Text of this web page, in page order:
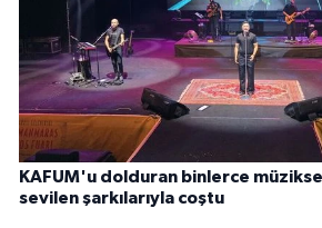
KAFUM'u dolduran binlerce
sevilen şarkılarıyla coştu